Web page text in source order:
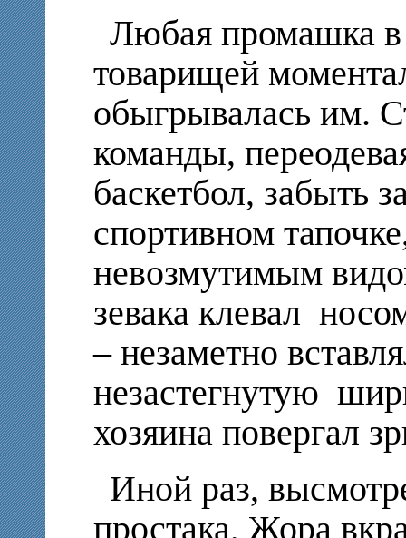
Любая промашка в
товарищей
обыгрывалась им.
команды,
баскетбол, забыть
спортивном
невозмутимым
зевака клевал
– незаметно
незастегнутую
хозяина повергал
Иной раз,
простака, Жора